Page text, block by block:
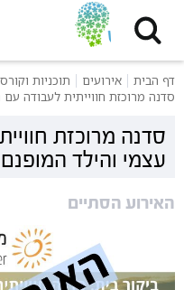
דף הבית אירועים
תוכניות
סדנה מרוכזת חווייתית לעבודה
סדנה מרוכזת
עצמי והילד המופנם
האירוע הסתיים